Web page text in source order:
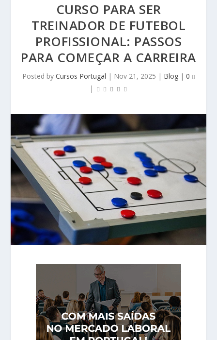
CURSO PARA SER
TREINADOR DE FUTEBOL
PROFISSIONAL: PASSOS
PARA COMEÇAR A CARREIRA
Posted by Cursos Portugal | Nov 21, 2025 | Blog| 0
|